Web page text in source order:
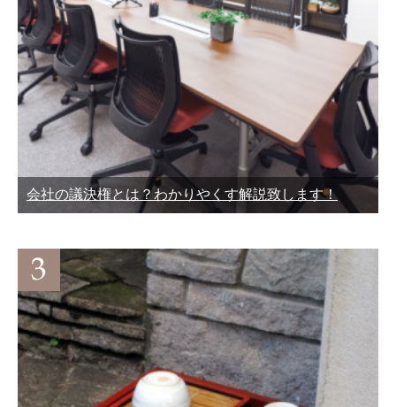
会社の議決権とは？わかりやくす解説致します！